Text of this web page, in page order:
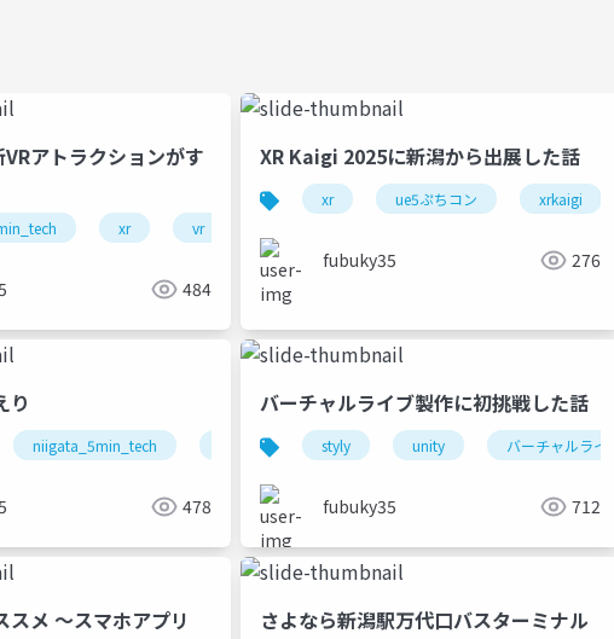
アトラクションがす
xr vr
484
XR Kaigi 2025に新潟から出展した話
xr ue5ぷちコン xrkaigi
fubuky35 276
り
niigata_5min_tech dertagig
478
バーチャルライブ製作に初挑戦した話
styly unity バーチャルライブ
fubuky35 712
アプリ
さよなら新潟駅万代口バスターミナル